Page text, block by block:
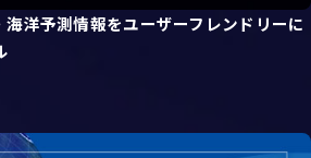
洋予測情報をユーザーフレンドリーに